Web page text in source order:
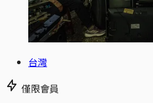
台灣
僅限會員